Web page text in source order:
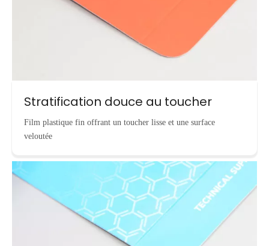
Stratification douce au toucher
Film plastique fin offrant un toucher lisse et une surface
veloutée